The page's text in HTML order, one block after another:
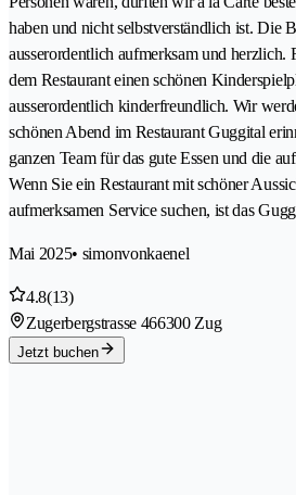
haben und nicht selbstverständlich ist. Die
ausserordentlich aufmerksam und herzlich.
dem Restaurant einen schönen
ausserordentlich kinderfreundlich. Wir
schönen Abend im Restaurant Guggital
ganzen Team für das gute Essen und die
Wenn Sie ein Restaurant mit schöner
aufmerksamen Service suchen, ist das
Mai 2025• simonvonkaenel
4.8(13)
Zugerbergstrasse 466300 Zug
Jetzt buchen